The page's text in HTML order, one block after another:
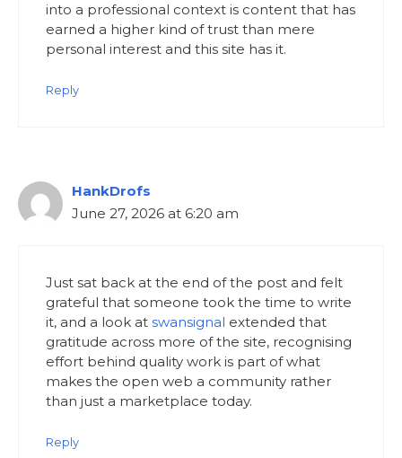
into a professional context is content that has
earned a higher kind of trust than mere
personal interest and this site has it.
Reply
HankDrofs
June 27, 2026 at 6:20 am
Just sat back at the end of the post and felt
grateful that someone took the time to write
it, and a look at swansignal extended that
gratitude across more of the site, recognising
effort behind quality work is part of what
makes the open web a community rather
than just a marketplace today.
Reply